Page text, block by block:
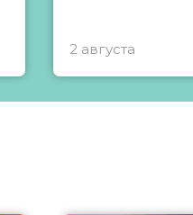
2 августа